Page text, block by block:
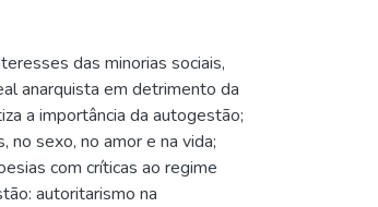
das minorias sociais,
anarquista em detrimento da
a importância da autogestão;
sexo, no amor e na vida;
com críticas ao regime
autoritarismo na